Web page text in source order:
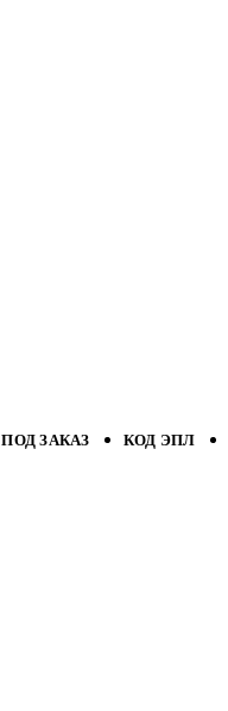
ПОД ЗАКАЗ КОД ЭПЛ